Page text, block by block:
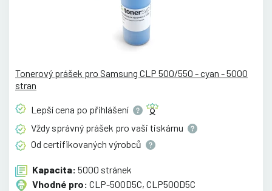
Tonerový prášek pro Samsung CLP 500/550 - cyan - 5000
stran
Lepší cena po přihlášení
Vždy správný prášek pro vaši tiskárnu
Od certifikovaných výrobců
Kapacita: 5000 stránek
Vhodné pro: CLP-500D5C, CLP500D5C